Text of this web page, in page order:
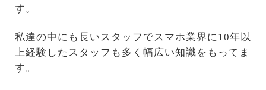
す。
私達の中にも長いスタッフでスマホ業界に10年以
上経験したスタッフも多く幅広い知識をもってま
す。